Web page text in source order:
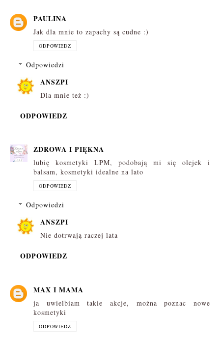
PAULINA
Jak dla mnie to zapachy są cudne :)
ODPOWIEDZ
Odpowiedzi
ANSZPI
Dla mnie też :)
ODPOWIEDZ
ZDROWA I PIĘKNA
lubię kosmetyki LPM, podobają mi się olejek i
balsam, kosmetyki idealne na lato
ODPOWIEDZ
Odpowiedzi
ANSZPI
Nie dotrwają raczej lata
ODPOWIEDZ
MAX I MAMA
ja uwielbiam takie akcje, można poznac nowe
kosmetyki
ODPOWIEDZ